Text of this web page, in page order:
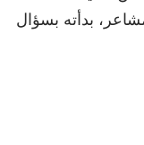
بدأته بسؤال